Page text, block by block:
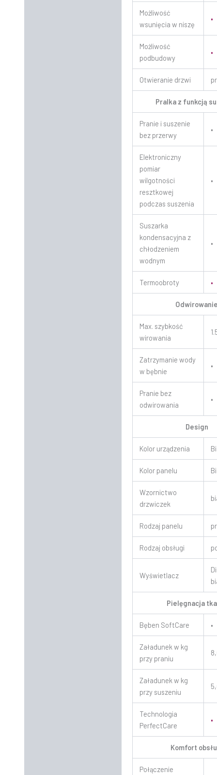
Możliwość
wsunięcia w niszę
•
Możliwość
podbudowy
•
Otwieranie drzwi
Pralka z funkcją
Pranie i suszenie
bez przerwy
•
Elektroniczny
pomiar
wilgotności
resztkowej
podczas suszenia
•
Suszarka
kondensacyjna z
chłodzeniem
wodnym
•
Termoobroty •
Max. szybkość
wirowania
Zatrzymanie wody
w bębnie
•
Pranie bez
odwirowania
•
Design
Kolor urządzenia
Kolor panelu
Wzornictwo
drzwiczek
Rodzaj panelu
Rodzaj obsługi
Wyświetlacz
Pielęgnacja
Bęben SoftCare •
Załadunek w kg
przy praniu
Załadunek w kg
przy suszeniu
Technologia
PerfectCare
•
Komfort
Połączenie